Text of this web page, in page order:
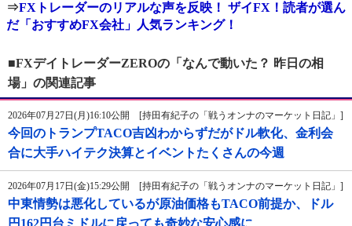
⇒FXトレーダーのリアルな声を反映！ ザイFX！読者が選ん
だ「おすすめFX会社」人気ランキング！
■FXデイトレーダーZEROの「なんで動いた？ 昨日の相
場」の関連記事
2026年07月27日(月)16:10公開 [持田有紀子の「戦うオンナのマーケット日記」]
今回のトランプTACO吉凶わからずだがドル軟化、金利会
合に大手ハイテク決算とイベントたくさんの今週
2026年07月17日(金)15:29公開 [持田有紀子の「戦うオンナのマーケット日記」]
中東情勢は悪化しているが原油価格もTACO前提か、ドル
円162円台ミドルに戻っても奇妙な安心感に